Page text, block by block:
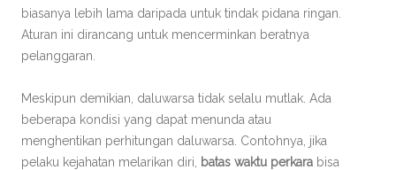
biasanya lebih lama daripada untuk tindak pidana ringan.
Aturan ini dirancang untuk mencerminkan beratnya
pelanggaran.
Meskipun demikian, daluwarsa tidak selalu mutlak. Ada
beberapa kondisi yang dapat menunda atau
menghentikan perhitungan daluwarsa. Contohnya, jika
pelaku kejahatan melarikan diri,
batas waktu perkara bisa